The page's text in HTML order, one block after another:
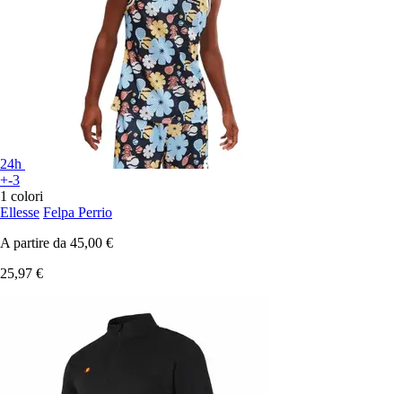
24h
+-3
1 colori
Ellesse Felpa Perrio
A partire da 45,00 €
25,97 €